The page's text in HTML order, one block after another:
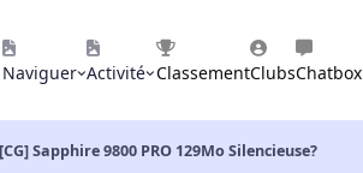
Naviguer Activité ClassementClubsChatbox
[CG] Sapphire 9800 PRO 129Mo Silencieuse?